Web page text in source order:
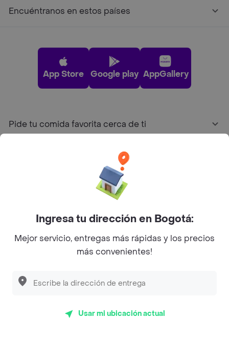
Encuéntranos en estos países
App Store Google play AppGallery
Pide tu comida favorita cerca de ti
Sobre Rappi
Facebook
Twitter
Instagram
Ingresa tu dirección en Bogotá:
Mejor servicio, entregas más rápidas y los precios
más convenientes!
Usar mi ubicación actual